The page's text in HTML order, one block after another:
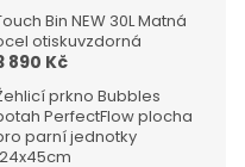
Bin NEW 30L Matná
otiskuvzdorná
890 Kč
prkno Bubbles
PerfectFlow plocha
parní jednotky